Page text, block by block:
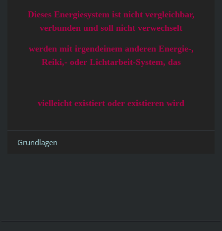
Dieses Energiesystem ist nicht vergleichbar,
verbunden und soll nicht verwechselt
werden mit irgendeinem anderen Energie-,
Reiki,- oder Lichtarbeit-System, das
vielleicht existiert oder existieren wird
Grundlagen